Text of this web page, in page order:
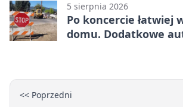
5 sierpnia 2026
Po koncercie łatwiej
domu. Dodatkowe
<< Poprzedni